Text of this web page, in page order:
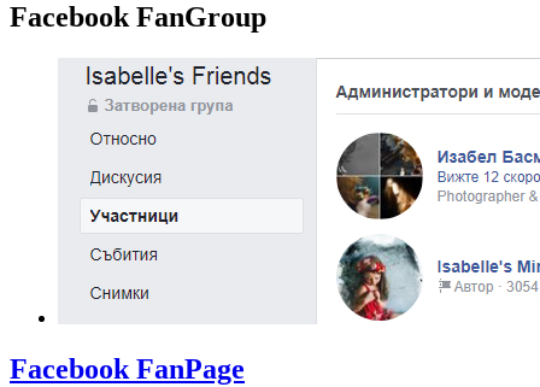
Facebook FanGroup
Facebook FanPage